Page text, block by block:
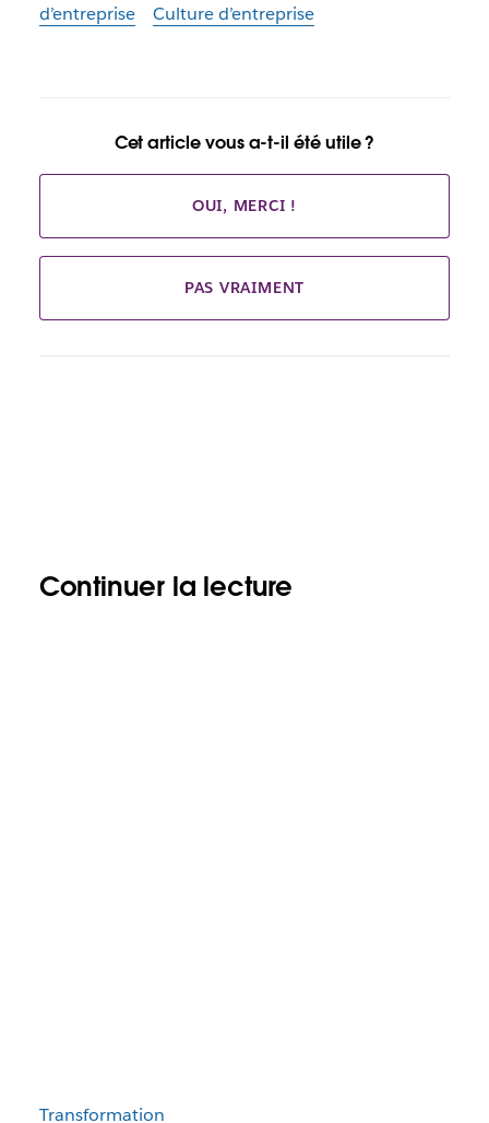
d’entreprise
Culture d’entreprise
Cet article vous a-t-il été utile ?
OUI, MERCI !
PAS VRAIMENT
Continuer la lecture
Transformation